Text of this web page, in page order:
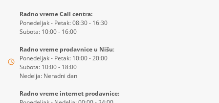
Radno vreme Call centra:
Ponedeljak - Petak: 08:30 - 16:30
Subota: 10:00 - 16:00
Radno vreme prodavnice u Nišu:
Ponedeljak - Petak: 10:00 - 20:00
Subota: 10:00 - 18:00
Nedelja: Neradni dan
Radno vreme internet prodavnice: